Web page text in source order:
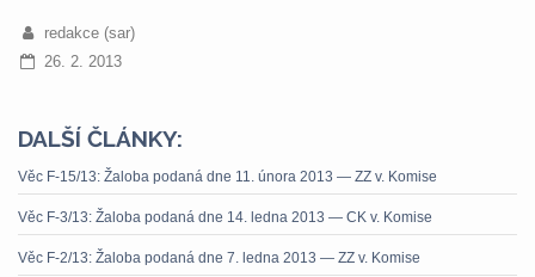
redakce (sar)
26. 2. 2013
DALŠÍ ČLÁNKY:
Věc F-15/13: Žaloba podaná dne 11. února 2013 — ZZ v. Komise
Věc F-3/13: Žaloba podaná dne 14. ledna 2013 — CK v. Komise
Věc F-2/13: Žaloba podaná dne 7. ledna 2013 — ZZ v. Komise